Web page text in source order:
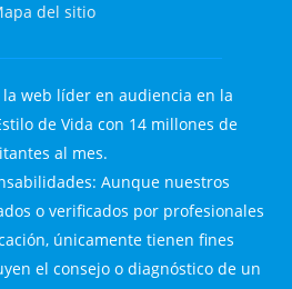
del sitio
web líder en audiencia en la
de Vida con 14 millones de
al mes.
Aunque nuestros
o verificados por profesionales
únicamente tienen fines
el consejo o diagnóstico de un